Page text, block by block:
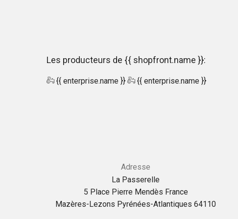
Les producteurs de {{ shopfront.name }}:
{{ enterprise.name }} {{ enterprise.name }}
Adresse
La Passerelle
5 Place Pierre Mendès France
Mazères-Lezons Pyrénées-Atlantiques 64110